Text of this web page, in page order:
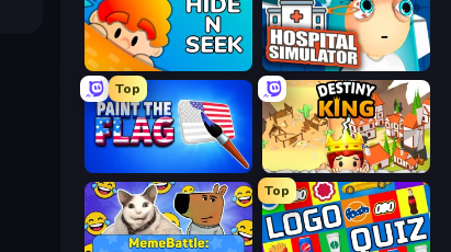
Hide N Seek Hospital Simulator
Top
Paint the Flag Destiny King
Top